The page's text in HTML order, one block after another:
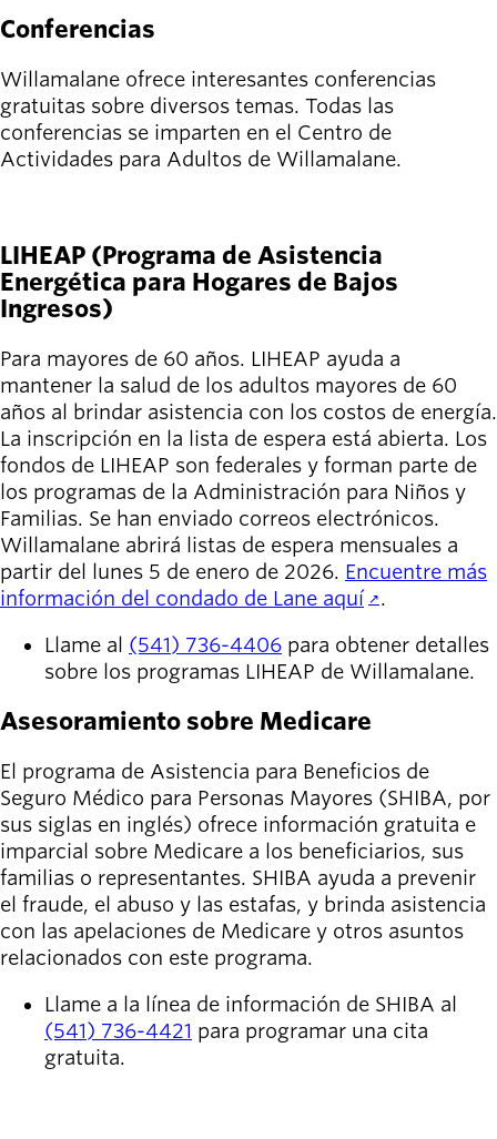
Conferencias
Willamalane ofrece interesantes conferencias
gratuitas sobre diversos temas. Todas las
conferencias se imparten en el Centro de
Actividades para Adultos de Willamalane.
LIHEAP (Programa de Asistencia
Energética para Hogares de Bajos
Ingresos)
Para mayores de 60 años. LIHEAP ayuda a
mantener la salud de los adultos mayores de 60
años al brindar asistencia con los costos de energía.
La inscripción en la lista de espera está abierta. Los
fondos de LIHEAP son federales y forman parte de
los programas de la Administración para Niños y
Familias. Se han enviado correos electrónicos.
Willamalane abrirá listas de espera mensuales a
partir del lunes 5 de enero de 2026. Encuentre más
información del condado de Lane aquí .
Llame al (541) 736-4406 para obtener detalles
sobre los programas LIHEAP de Willamalane.
Asesoramiento sobre Medicare
El programa de Asistencia para Beneficios de
Seguro Médico para Personas Mayores (SHIBA, por
sus siglas en inglés) ofrece información gratuita e
imparcial sobre Medicare a los beneficiarios, sus
familias o representantes. SHIBA ayuda a prevenir
el fraude, el abuso y las estafas, y brinda asistencia
con las apelaciones de Medicare y otros asuntos
relacionados con este programa.
Llame a la línea de información de SHIBA al
(541) 736-4421 para programar una cita
gratuita.